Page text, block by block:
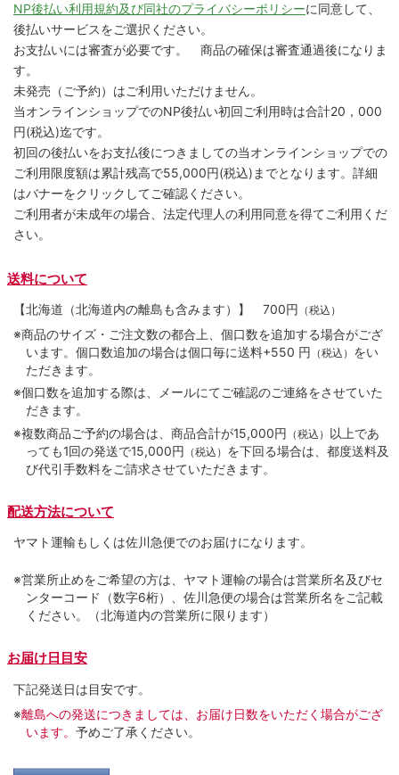
NP後払い利用規約及び同社のプライバシーポリシーに同意して、
後払いサービスをご選択ください。
お支払いには審査が必要です。 商品の確保は審査通過後になりま
す。
未発売（ご予約）はご利用いただけません。
当オンラインショップでのNP後払い初回ご利用時は合計20，000
円(税込)迄です。
初回の後払いをお支払後につきましての当オンラインショップでの
ご利用限度額は累計残高で55,000円(税込)までとなります。詳細
はバナーをクリックしてご確認ください。
ご利用者が未成年の場合、法定代理人の利用同意を得てご利用くだ
さい。
送料について
【北海道（北海道内の離島も含みます）】 700円 （税込）
※商品のサイズ・ご注文数の都合上、個口数を追加する場合がござ
います。個口数追加の場合は個口毎に送料+550 円 （税込） をい
ただきます。
※個口数を追加する際は、メールにてご確認のご連絡をさせていた
だきます。
※複数商品ご予約の場合は、商品合計が15,000円 （税込） 以上であ
っても1回の発送で15,000円 （税込） を下回る場合は、都度送料及
び代引手数料をご請求させていただきます。
配送方法について
ヤマト運輸もしくは佐川急便でのお届けになります。
※営業所止めをご希望の方は、ヤマト運輸の場合は営業所名及びセ
ンターコード（数字6桁）、佐川急便の場合は営業所名をご記載
ください。（北海道内の営業所に限ります）
お届け日目安
下記発送日は目安です。
※離島への発送につきましては、お届け日数をいただく場合がござ
います。 予めご了承ください。